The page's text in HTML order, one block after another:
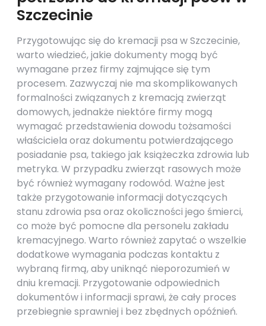
Szczecinie
Przygotowując się do kremacji psa w Szczecinie,
warto wiedzieć, jakie dokumenty mogą być
wymagane przez firmy zajmujące się tym
procesem. Zazwyczaj nie ma skomplikowanych
formalności związanych z kremacją zwierząt
domowych, jednakże niektóre firmy mogą
wymagać przedstawienia dowodu tożsamości
właściciela oraz dokumentu potwierdzającego
posiadanie psa, takiego jak książeczka zdrowia lub
metryka. W przypadku zwierząt rasowych może
być również wymagany rodowód. Ważne jest
także przygotowanie informacji dotyczących
stanu zdrowia psa oraz okoliczności jego śmierci,
co może być pomocne dla personelu zakładu
kremacyjnego. Warto również zapytać o wszelkie
dodatkowe wymagania podczas kontaktu z
wybraną firmą, aby uniknąć nieporozumień w
dniu kremacji. Przygotowanie odpowiednich
dokumentów i informacji sprawi, że cały proces
przebiegnie sprawniej i bez zbędnych opóźnień.